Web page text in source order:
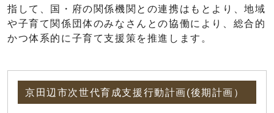
指して、国・府の関係機関との連携はもとより、地域
や子育て関係団体のみなさんとの協働により、総合的
かつ体系的に子育て支援策を推進します。
京田辺市次世代育成支援行動計画(後期計画）